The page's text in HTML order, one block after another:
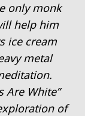
only monk
help him
ice cream
metal
Are White”
of